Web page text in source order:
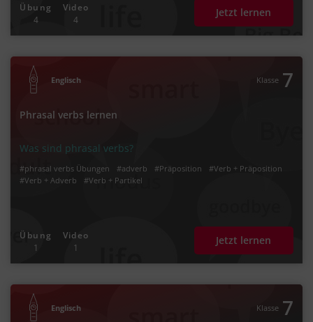
Übung
4
Video
4
Jetzt lernen
Englisch Klasse 7
Phrasal verbs lernen
Was sind phrasal verbs?
#phrasal verbs Übungen #adverb #Präposition
#Verb + Präposition
#Verb + Adverb
#Verb + Partikel
Übung
1
Video
1
Jetzt lernen
Englisch Klasse 7